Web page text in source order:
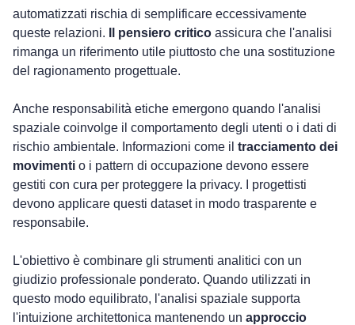
automatizzati rischia di semplificare eccessivamente
queste relazioni.
Il pensiero critico assicura che l'analisi
rimanga un riferimento utile piuttosto che una sostituzione
del ragionamento progettuale.
Anche responsabilità etiche emergono quando l'analisi
spaziale coinvolge il comportamento degli utenti o i dati di
rischio ambientale. Informazioni come il tracciamento dei
movimenti o i pattern di occupazione devono essere
gestiti con cura per proteggere la privacy. I progettisti
devono applicare questi dataset in modo trasparente e
responsabile.
L'obiettivo è combinare gli strumenti analitici con un
giudizio professionale ponderato. Quando utilizzati in
questo modo equilibrato, l'analisi spaziale supporta
l'intuizione architettonica mantenendo un approccio